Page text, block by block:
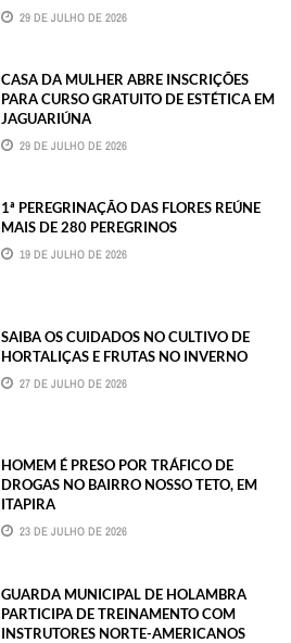
29 DE JULHO DE 2026
CASA DA MULHER ABRE INSCRIÇÕES
PARA CURSO GRATUITO DE ESTÉTICA EM
JAGUARIÚNA
29 DE JULHO DE 2026
1ª PEREGRINAÇÃO DAS FLORES REÚNE
MAIS DE 280 PEREGRINOS
19 DE JULHO DE 2026
SAIBA OS CUIDADOS NO CULTIVO DE
HORTALIÇAS E FRUTAS NO INVERNO
27 DE JULHO DE 2026
HOMEM É PRESO POR TRÁFICO DE
DROGAS NO BAIRRO NOSSO TETO, EM
ITAPIRA
23 DE JULHO DE 2026
GUARDA MUNICIPAL DE HOLAMBRA
PARTICIPA DE TREINAMENTO COM
INSTRUTORES NORTE-AMERICANOS